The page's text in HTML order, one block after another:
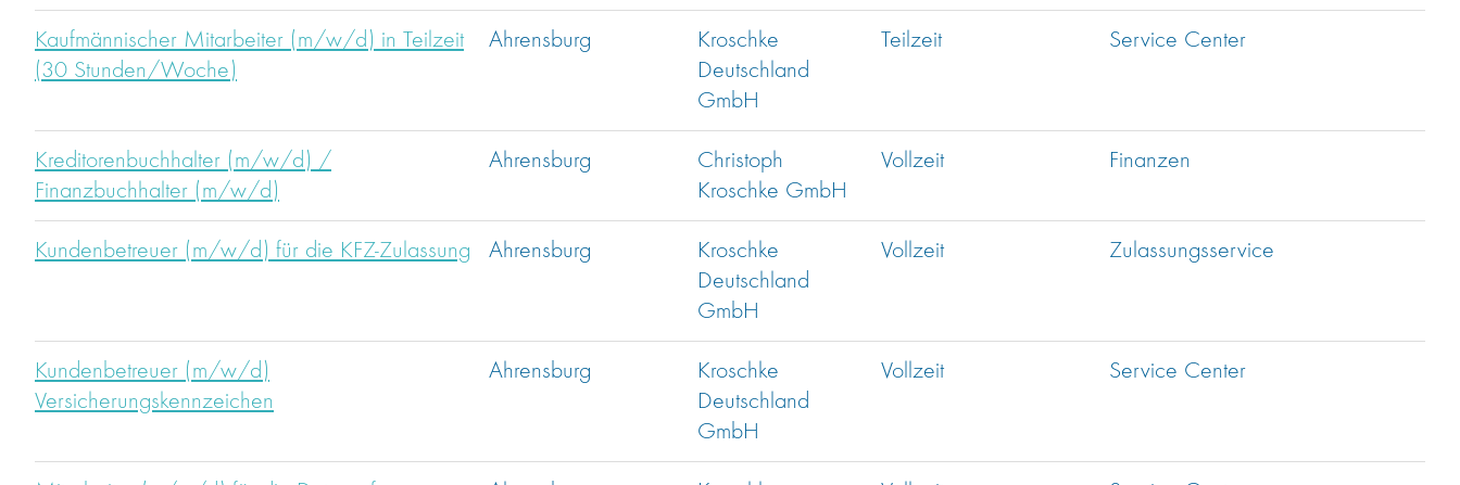
Kaufmännischer Mitarbeiter (m/w/d) in Teilzeit
(30 Stunden/Woche)
Ahrensburg
Kroschke
Deutschland
GmbH
Teilzeit Service Center
Kreditorenbuchhalter (m/w/d) /
Finanzbuchhalter (m/w/d)
Ahrensburg
Christoph
Kroschke GmbH
Vollzeit Finanzen
Kundenbetreuer (m/w/d) für die KFZ-Zulassung Ahrensburg
Kroschke
Deutschland
GmbH
Vollzeit Zulassungsservice
Kundenbetreuer (m/w/d)
Versicherungskennzeichen
Ahrensburg
Kroschke
Deutschland
GmbH
Vollzeit Service Center